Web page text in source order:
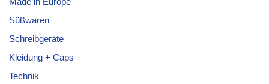
Süßwaren
Schreibgeräte
Kleidung + Caps
Technik